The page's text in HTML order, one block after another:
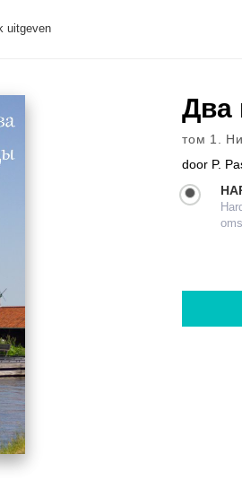
uitgeven
Два
том 1.
door P.